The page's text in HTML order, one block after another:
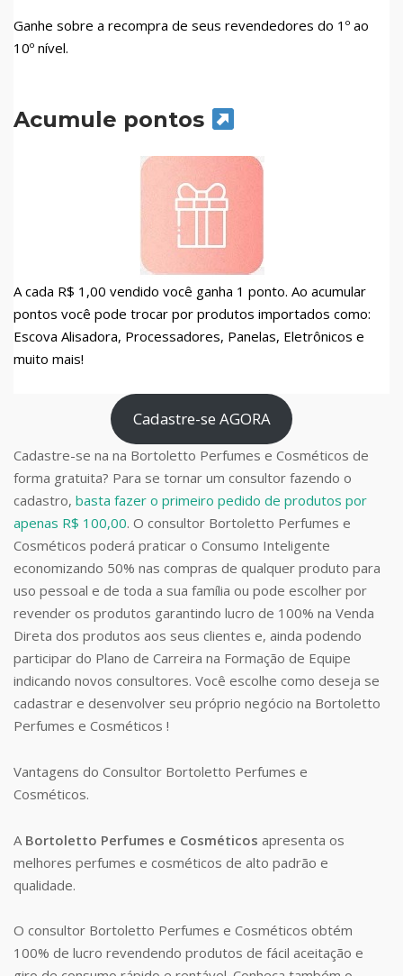
Ganhe sobre a recompra de seus revendedores do 1º ao
10º nível.
Acumule pontos
A cada R$ 1,00 vendido você ganha 1 ponto. Ao acumular
pontos você pode trocar por produtos importados como:
Escova Alisadora, Processadores, Panelas, Eletrônicos e
muito mais!
Cadastre-se AGORA
Cadastre-se na na Bortoletto Perfumes e Cosméticos de
forma gratuita? Para se tornar um consultor fazendo o
cadastro, basta fazer o primeiro pedido de produtos por
apenas R$ 100,00. O consultor Bortoletto Perfumes e
Cosméticos poderá praticar o Consumo Inteligente
economizando 50% nas compras de qualquer produto para
uso pessoal e de toda a sua família ou pode escolher por
revender os produtos garantindo lucro de 100% na Venda
Direta dos produtos aos seus clientes e, ainda podendo
participar do Plano de Carreira na Formação de Equipe
indicando novos consultores. Você escolhe como deseja se
cadastrar e desenvolver seu próprio negócio na Bortoletto
Perfumes e Cosméticos !
Vantagens do Consultor Bortoletto Perfumes e
Cosméticos.
A Bortoletto Perfumes e Cosméticos apresenta os
melhores perfumes e cosméticos de alto padrão e
qualidade.
O consultor Bortoletto Perfumes e Cosméticos obtém
100% de lucro revendendo produtos de fácil aceitação e